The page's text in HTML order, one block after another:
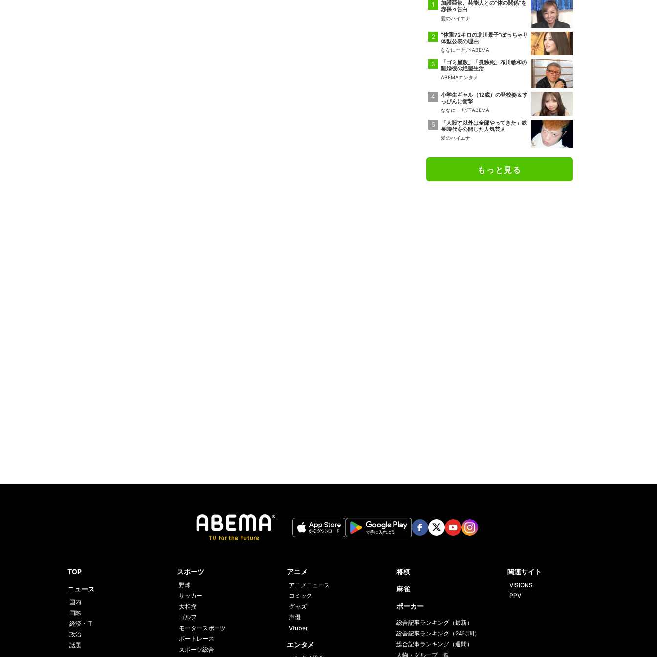
加護亜依、芸能人との“体の関係”を
赤裸々告白
愛のハイエナ
“体重72キロの北川景子”ぽっちゃり
体型公表の理由
ななにー 地下ABEMA
「ゴミ屋敷」「孤独死」布川敏和の
離婚後の絶望生活
ABEMAエンタメ
小学生ギャル（12歳）の登校姿＆す
っぴんに衝撃
ななにー 地下ABEMA
「人殺す以外は全部やってきた」総
長時代を公開した人気芸人
愛のハイエナ
もっと見る
TOP
ニュース
国内
国際
経済・IT
政治
話題
スポーツ
野球
サッカー
大相撲
ゴルフ
モータースポーツ
ボートレース
スポーツ総合
アニメ
アニメニュース
コミック
グッズ
声優
Vtuber
エンタメ
将棋
麻雀
ポーカー
総合記事ランキング（最新）
総合記事ランキング（24時間）
総合記事ランキング（週間）
人物・グループ一覧
関連サイト
VISIONS
PPV